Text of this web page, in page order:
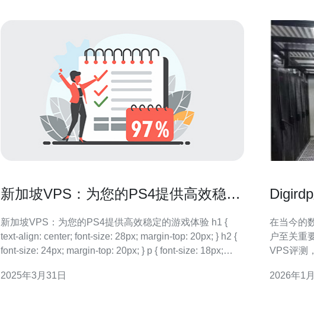
新加坡VPS：为您的PS4提供高效稳定
新加坡VPS：为您的PS4提供高效稳定的游戏体验 h1 {
text-align: center; font-size: 28px; margin-top: 20px; } h2 {
font-size: 24px; margin-top: 20px; } p { font-size: 18px;
2025年3月31日
在当今的
户至关重
VPS评测
采用了最
2026年1